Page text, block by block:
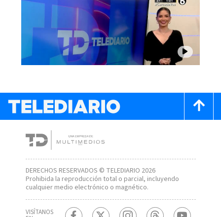
DERECHOS RESERVADOS © TELEDIARIO 2026
Prohibida la reproducción total o parcial, incluyendo
cualquier medio electrónico o magnético.
VISÍTANOS